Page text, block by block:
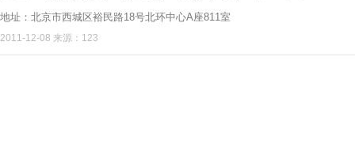
地址：北京市西城区裕民路18号北环中心A座811室
2011-12-08 来源：123